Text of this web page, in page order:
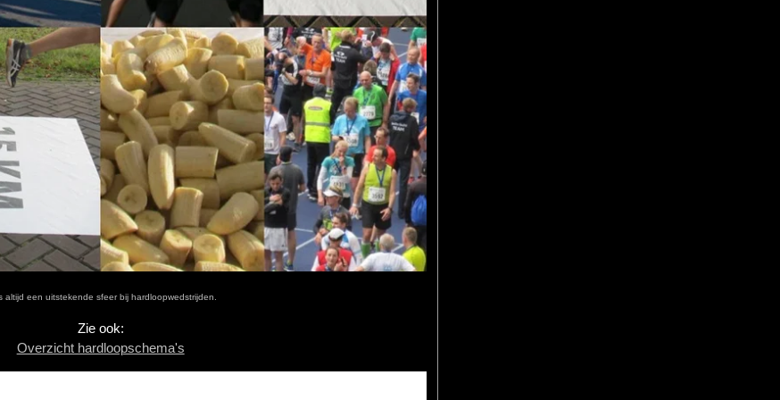
altijd een uitstekende sfeer bij hardloopwedstrijden.
Zie ook:
Overzicht hardloopschema's